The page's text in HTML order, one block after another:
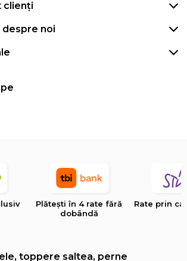
clienți
noi
Plătești în 4 rate fără
dobândă
Rate prin
toppere saltea, perne